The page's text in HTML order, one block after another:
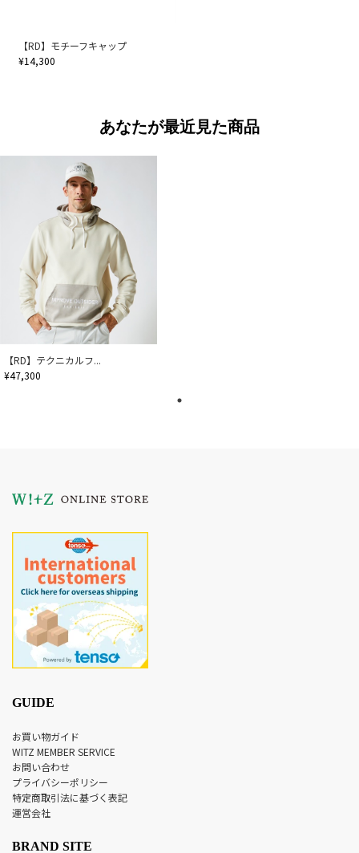
【RD】モチーフキャップ
¥14,300
あなたが最近見た商品
【RD】テクニカルフ...
¥47,300
GUIDE
お買い物ガイド
WITZ MEMBER SERVICE
お問い合わせ
プライバシーポリシー
特定商取引法に基づく表記
運営会社
BRAND SITE